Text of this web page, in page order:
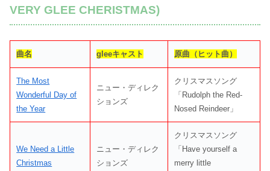
VERY GLEE CHERISTMAS)
曲名 gleeキャスト 原曲（ヒット曲）
The Most
Wonderful Day of
the Year
ニュー・ディレク
ションズ
クリスマスソング
「Rudolph the Red-
Nosed Reindeer」
We Need a Little
Christmas
ニュー・ディレク
ションズ
クリスマスソング
「Have yourself a
merry little